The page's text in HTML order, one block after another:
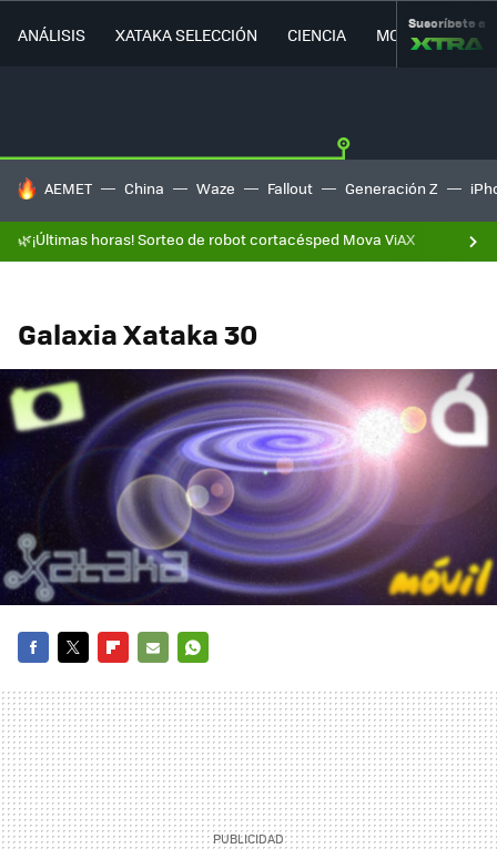
ANÁLISIS XATAKA SELECCIÓN CIENCIA MOVILIDAD
Suscríbete a
HOY SE HABLA DE
AEMET China Waze Fallout Generación Z
🌿¡Últimas horas! Sorteo de robot cortacésped Mova ViAX
Galaxia Xataka 30
MAIL